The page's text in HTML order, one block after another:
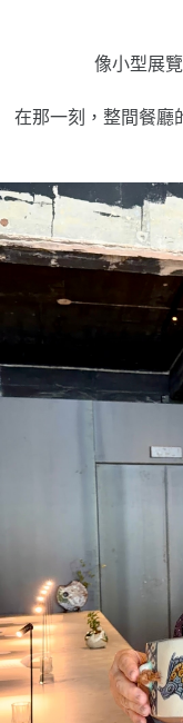
像小型展
在那一刻，整間餐廳